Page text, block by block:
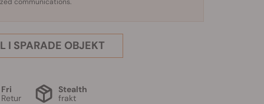
I SPARADE OBJEKT
Fri
Retur
Stealth
frakt